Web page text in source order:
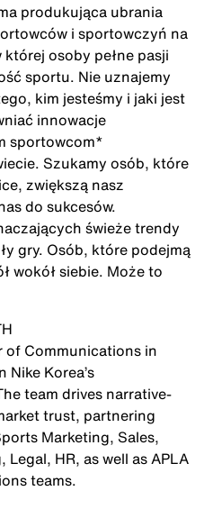
produkująca ubrania
i sportowczyń na
osoby pełne pasji
sportu. Nie uznajemy
kim jesteśmy i jaki jest
innowacje
sportowcom*
Szukamy osób, które
zwiększą nasz
do sukcesów.
świeże trendy
gry. Osób, które podejmą
wokół siebie. Może to
Communications in
Korea’s
team drives narrative-
trust, partnering
Marketing, Sales,
HR, as well as APLA
teams.